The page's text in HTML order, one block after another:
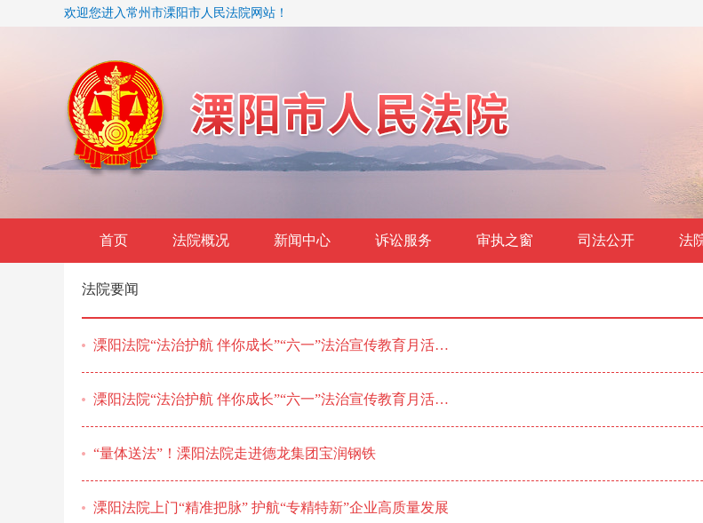
欢迎您进入常州市溧阳市人民法院网站！
首页 法院概况 新闻中心 诉讼服务 审执之窗 司法公开 法
法院要闻
溧阳法院“法治护航 伴你成长”“六一”法治宣传教育月活…
溧阳法院“法治护航 伴你成长”“六一”法治宣传教育月活…
“量体送法”！溧阳法院走进德龙集团宝润钢铁
溧阳法院上门“精准把脉” 护航“专精特新”企业高质量发展